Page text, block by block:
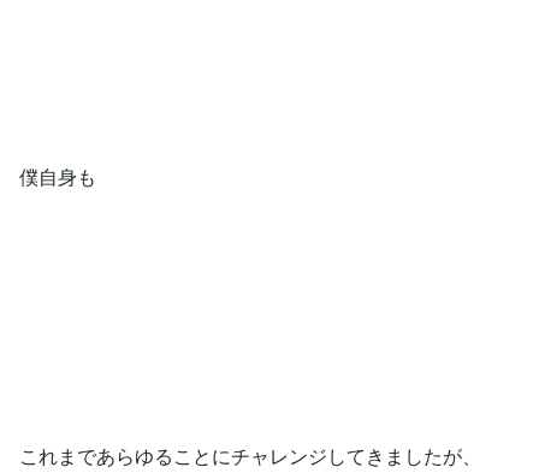
僕自身も
これまであらゆることにチャレンジしてきましたが、